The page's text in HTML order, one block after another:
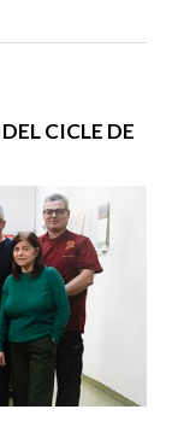
CICLE DE